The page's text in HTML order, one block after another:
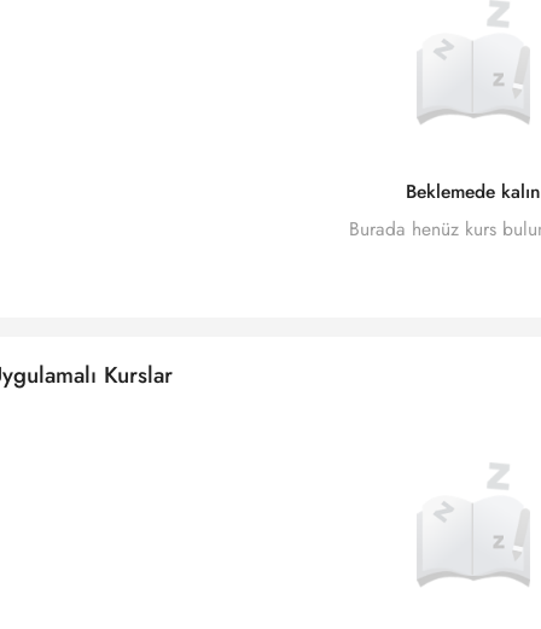
Beklemede kalın
Burada henüz kurs
Kurslar